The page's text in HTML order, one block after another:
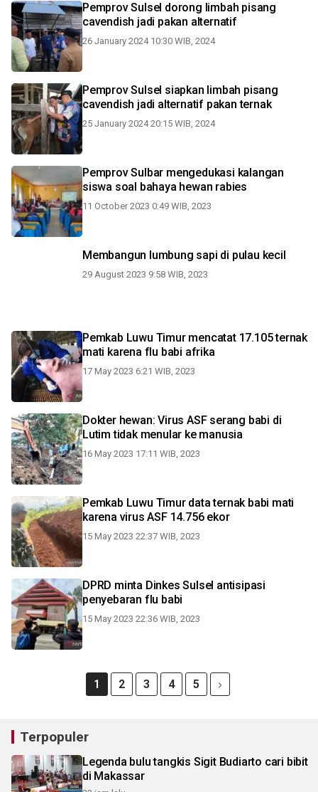
Pemprov Sulsel dorong limbah pisang
cavendish jadi pakan alternatif
26 January 2024 10:30 WIB, 2024
Pemprov Sulsel siapkan limbah pisang
cavendish jadi alternatif pakan ternak
25 January 2024 20:15 WIB, 2024
Pemprov Sulbar mengedukasi kalangan
siswa soal bahaya hewan rabies
11 October 2023 0:49 WIB, 2023
Membangun lumbung sapi di pulau kecil
29 August 2023 9:58 WIB, 2023
Pemkab Luwu Timur mencatat 17.105 ternak
mati karena flu babi afrika
17 May 2023 6:21 WIB, 2023
Dokter hewan: Virus ASF serang babi di
Lutim tidak menular ke manusia
16 May 2023 17:11 WIB, 2023
Pemkab Luwu Timur data ternak babi mati
karena virus ASF 14.756 ekor
15 May 2023 22:37 WIB, 2023
DPRD minta Dinkes Sulsel antisipasi
penyebaran flu babi
15 May 2023 22:36 WIB, 2023
1 2 3 4 5
Terpopuler
Legenda bulu tangkis Sigit Budiarto cari bibit
di Makassar